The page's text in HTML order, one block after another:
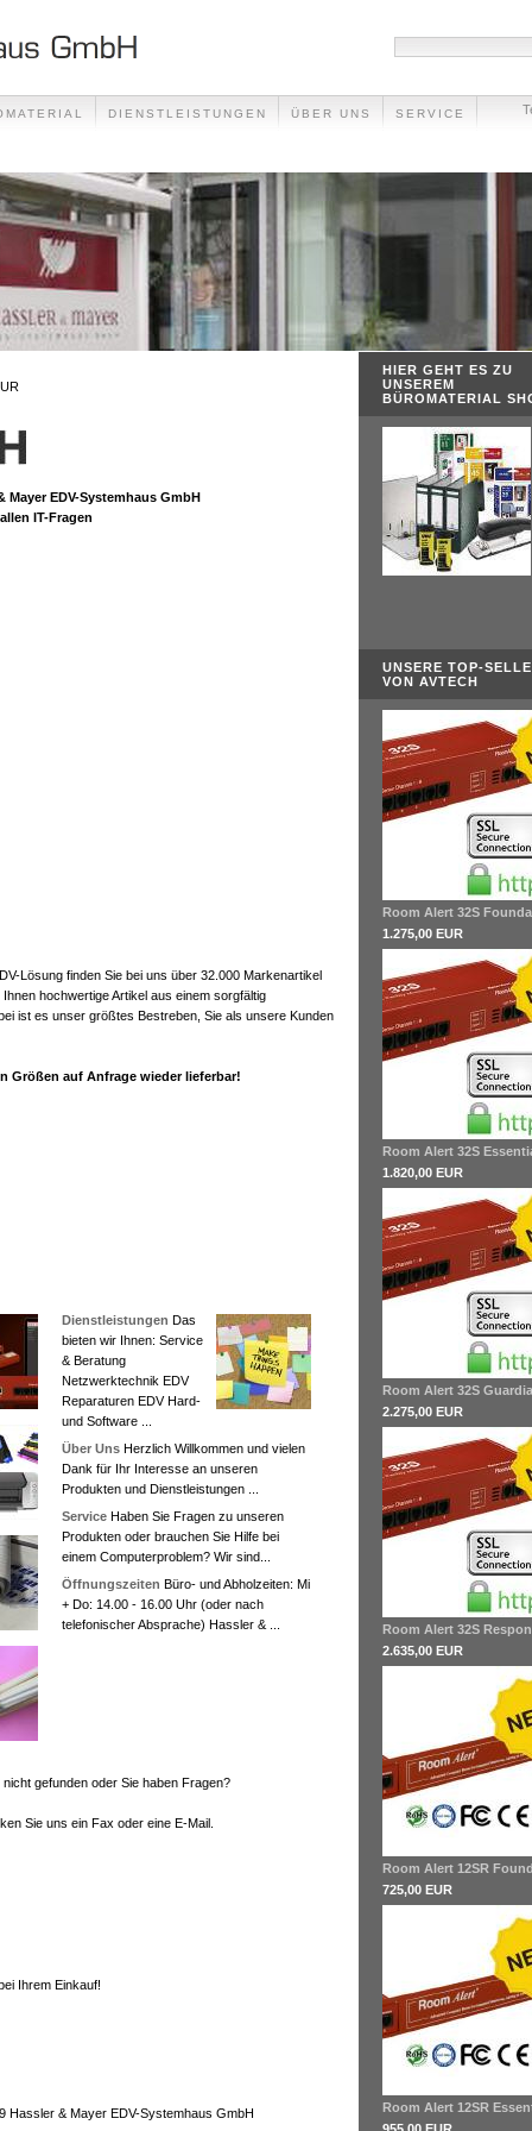
DIENSTLEISTUNGEN ÜBER UNS SERVICE
EDV-Systemhaus GmbH
IT-Fragen
Lösung finden Sie bei uns über 32.000 Markenartikel
hochwertige Artikel aus einem sorgfältig
ist es unser größtes Bestreben, Sie als unsere Kunden
Größen auf Anfrage wieder lieferbar!
Dienstleistungen Das
bieten wir Ihnen: Service
& Beratung
Netzwerktechnik EDV
Reparaturen EDV Hard-
und Software ...
Über Uns Herzlich Willkommen und vielen
Dank für Ihr Interesse an unseren
Produkten und Dienstleistungen ...
Service Haben Sie Fragen zu unseren
Produkten oder brauchen Sie Hilfe bei
einem Computerproblem? Wir sind...
Öffnungszeiten Büro- und Abholzeiten: Mi
+ Do: 14.00 - 16.00 Uhr (oder nach
telefonischer Absprache) Hassler & ...
gefunden oder Sie haben Fragen?
Sie uns ein Fax oder eine E-Mail.
Ihrem Einkauf!
Hassler & Mayer EDV-Systemhaus GmbH
HIER GEHT ES ZU
UNSEREM
BÜROMATERIAL
UNSERE TOP-
VON AVTECH
Room Alert 32S
1.275,00 EUR
Room Alert 32S
1.820,00 EUR
Room Alert 32S
2.275,00 EUR
Room Alert 32S
2.635,00 EUR
Room Alert 12SR
725,00 EUR
Room Alert 12SR